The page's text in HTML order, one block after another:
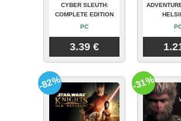
CYBER SLEUTH:
COMPLETE EDITION
PC
3.39 €
-82% -31%